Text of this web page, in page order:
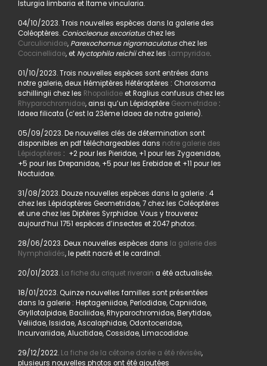
Isturgia limbaria et Itame vincularia.
04/10/2023. Trois nouvelles espèces dans la galerie des
Coléoptères. Coniocleonus excoriatuschez les
Curculionidae, Parexochomus nigromaculatuschez les
Coccinellidae, et Nyctophila reichiichez les Lampyridae.
01/10/2023. Trois nouvelles espèces sont entrées dans
notre galerie, deux Hémiptères Hétéroptères : Chorosoma
schillingii chez les Rhopalidaeet Raglius confusus chez les
Rhyparochromidae, ainsi qu’un Lépidoptère Geometridae:
Idaea filicata (c’est la 23ème Idaea de notre galerie).
05/09/2023. De nouvelles clés de détermination sont
disponibles en pdf téléchargeables dans notre galerie des
Lépidoptères : +2 pour les Pieridae, +1 pour les Zygaenidae,
+5 pour les Drepanidae, +5 pour les Erebidae et +11 pour les
Noctuidae.
31/08/2023. Douze nouvelles espèces dans la galerie : 4
chez les Lépidoptères Geometridae, 7 chez les Coléoptères
et une chez les Diptères Syrphidae. Vous y trouverez
aujourd’hui 1751 espèces d’insectes et 2047 photos.
28/06/2023. Deux nouvelles espèces dans la galerie des
Nymphalidés, le petit nacré et le cardinal.
20/01/2023. La fiche du criquet riverain a été actualisée.
18/01/2023. Quinze nouvelles familles sont présentées
dans la galerie : Heptageniidae, Perlodidae, Capniidae,
Gryllotalpidae, Baciliidae, Rhyparochromidae, Berytidae,
Veliidae, Issidae, Ascalaphidae, Odontoceridae,
Incurvariidae, Alucitidae, Cossidae, Limacodidae.
29/12/2022. La fiche de la cétoine dorée a été révisée,
plusieurs nouvelles photos ont été ajoutées